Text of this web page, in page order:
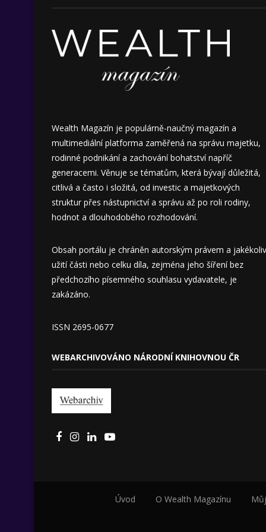
Wealth Magazín je populárně-naučný magazín a
multimediální platforma zaměřená na správu majetku,
rodinné podnikání a zachování bohatství napříč
generacemi. Věnuje se tématům, která bývají důležitá,
citlivá a často i složitá, od investic a majetkových
struktur přes nástupnictví a správu až po roli rodiny,
hodnot a dlouhodobého rozhodování.
Obsah portálu je chráněn autorským právem a jakékoliv
užití části nebo celku díla, zejména jeho šíření bez
předchozího písemného souhlasu vydavatele, je
zakázáno.
ISSN 2695-0677
WEBARCHIVOVÁNO NÁRODNÍ KNIHOVNOU ČR
Úvod O Wealth Magazínu